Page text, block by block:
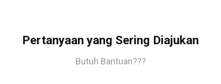
Pertanyaan yang Sering Diajukan
Butuh Bantuan???